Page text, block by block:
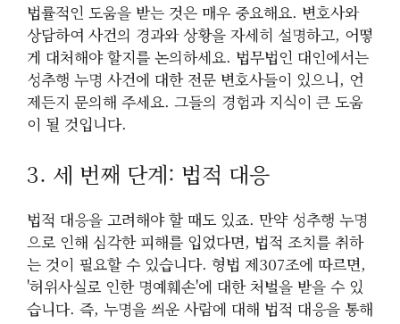
법률적인 도움을 받는 것은 매우 중요해요. 변호사와
상담하여 사건의 경과와 상황을 자세히 설명하고, 어떻
게 대처해야 할지를 논의하세요. 법무법인 대인에서는
성추행 누명 사건에 대한 전문 변호사들이 있으니, 언
제든지 문의해 주세요. 그들의 경험과 지식이 큰 도움
이 될 것입니다.
3. 세 번째 단계: 법적 대응
법적 대응을 고려해야 할 때도 있죠. 만약 성추행 누명
으로 인해 심각한 피해를 입었다면, 법적 조치를 취하
는 것이 필요할 수 있습니다. 형법 제307조에 따르면,
'허위사실로 인한 명예훼손'에 대한 처벌을 받을 수 있
습니다. 즉, 누명을 씌운 사람에 대해 법적 대응을 통해